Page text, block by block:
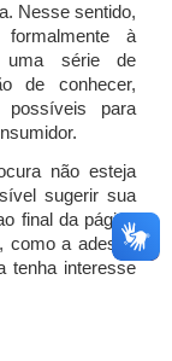
Nesse sentido,
à
uma série de
de conhecer,
para
não esteja
sugerir sua
final da página
como a adesão
tenha interesse